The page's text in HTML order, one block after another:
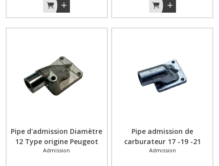
Pipe d'admission Diamètre
12 Type origine Peugeot
103 SP / MVL /VOGUE
Admission
Pipe admission de
carburateur 17 -19 -21
PHBG Peugeot 103 SP / MVL
Admission